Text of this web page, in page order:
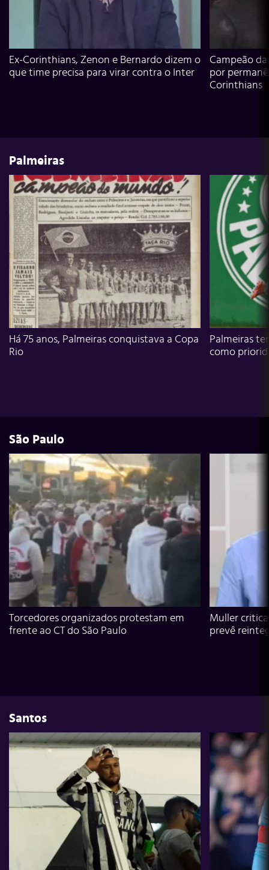
Ex-Corinthians, Zenon e Bernardo dizem o
que time precisa para virar contra o Inter
Campeão
por
Corinthians
Palmeiras
Há 75 anos, Palmeiras conquistava a Copa
Rio
Palmeiras
como
São Paulo
Torcedores organizados protestam em
frente ao CT do São Paulo
Muller
prevê
Santos